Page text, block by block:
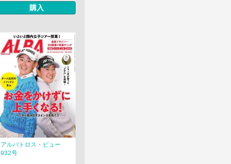
購入
アルバトロス・ビュー
932号